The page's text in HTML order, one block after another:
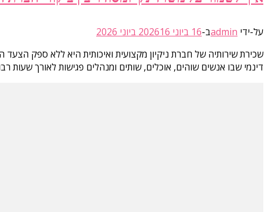
על-ידי adminב-16 ביוני 2026
16 ביוני 2026
שכירת שירותיה של חברת ניקיון מקצועית ואיכותית היא ללא ספק
דינמי שבו אנשים שוהים, אוכלים, שותים ומנהלים פגישות לאורך שעות